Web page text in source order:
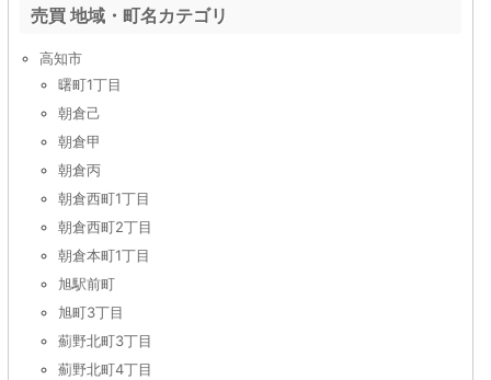
売買 地域・町名カテゴリ
高知市
曙町1丁目
朝倉己
朝倉甲
朝倉丙
朝倉西町1丁目
朝倉西町2丁目
朝倉本町1丁目
旭駅前町
旭町3丁目
薊野北町3丁目
薊野北町4丁目